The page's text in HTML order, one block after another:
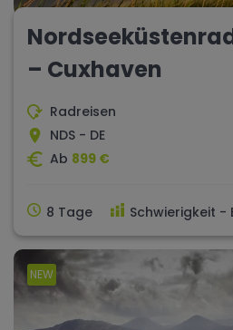
– Cuxhaven
Radreisen
NDS - DE
Ab 899 €
8 Tage Schwierigkeit -
NEW